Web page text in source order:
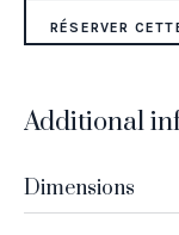
RÉSERVER
Additional
Dimensions